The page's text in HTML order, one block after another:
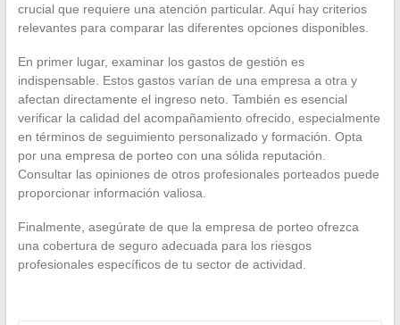
crucial que requiere una atención particular. Aquí hay criterios
relevantes para comparar las diferentes opciones disponibles.
En primer lugar, examinar los gastos de gestión es
indispensable. Estos gastos varían de una empresa a otra y
afectan directamente el ingreso neto. También es esencial
verificar la calidad del acompañamiento ofrecido, especialmente
en términos de seguimiento personalizado y formación. Opta
por una empresa de porteo con una sólida reputación.
Consultar las opiniones de otros profesionales porteados puede
proporcionar información valiosa.
Finalmente, asegúrate de que la empresa de porteo ofrezca
una cobertura de seguro adecuada para los riesgos
profesionales específicos de tu sector de actividad.